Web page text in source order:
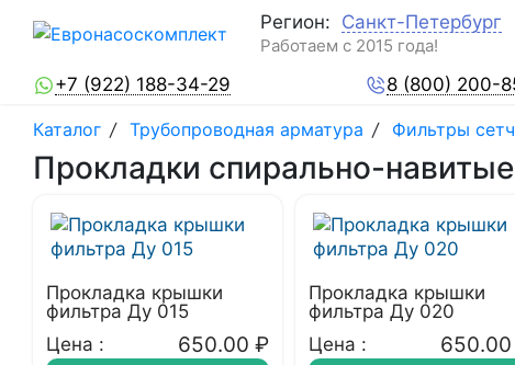
Регион: Санкт-Петербург
Работаем с 2015 года!
+7 (922) 188-34-29 8 (800) 200-
Каталог / Трубопроводная арматура / Фильтры
Прокладки спирально-
Прокладка крышки
фильтра Ду 015
Цена :
650.00 ₽
Прокладка крышки
фильтра Ду 020
Цена :
650.00